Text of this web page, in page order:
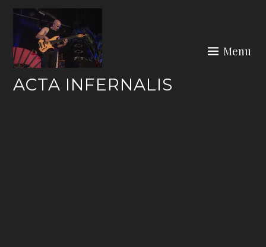
Skip
content
ACTA INFERNALIS
Menu